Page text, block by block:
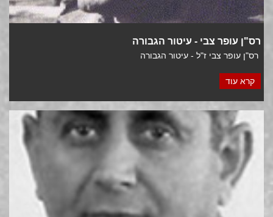
רס"ן עופר צבי - עיטור הגבורה
רס"ן עופר צבי ז"ל - עיטור הגבורה
קרא עוד